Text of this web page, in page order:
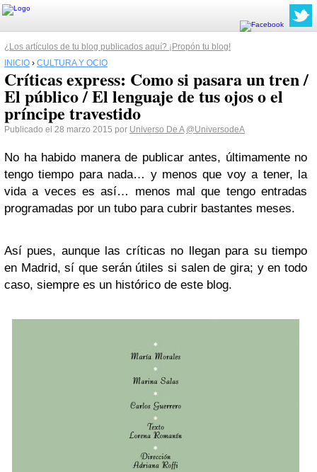
¿Los artículos de tu blog publicados aquí? ¡Propón tu blog!
INICIO › CULTURA Y OCIO
Críticas express: Como si pasara un tren /
El público / El lenguaje de tus ojos o el
príncipe travestido
Publicado el 28 marzo 2015 por Universo De A @UniversodeA
No ha habido manera de publicar antes, últimamente no
tengo tiempo para nada… y menos que voy a tener, la
vida a veces es así… menos mal que tengo entradas
programadas por un tubo para cubrir bastantes meses.
Así pues, aunque las críticas no llegan para su tiempo
en Madrid, sí que serán útiles si salen de gira; y en todo
caso, siempre es un histórico de este blog.